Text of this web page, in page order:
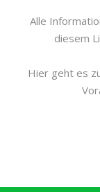
Alle
diesem
Hier geht es